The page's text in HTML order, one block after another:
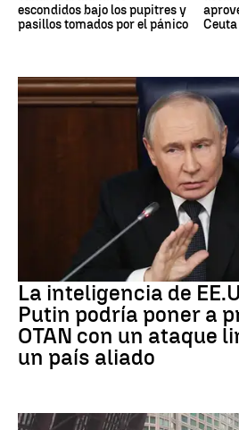
escondidos bajo los pupitres y
pasillos tomados por el pánico
Ceuta
La inteligencia de
Putin podría poner a
OTAN con un ataque
un país aliado